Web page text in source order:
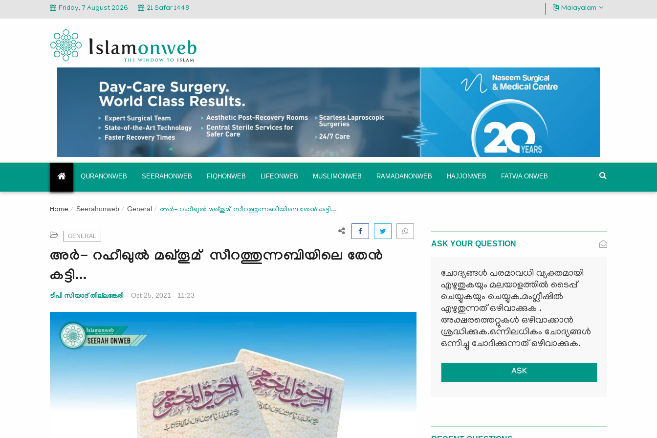
Friday, 7 August 2026 21 Safar 1448 Malayalam
QURANONWEB SEERAHONWEB FIQHONWEB LIFEONWEB MUSLIMONWEB RAMADANONWEB HAJJONWEB FATWA ONWEB
Home Seerahonweb General അർ- റഹീഖുൽ മഖ്തൂമ് സീറത്തുന്നബിയിലെ തേൻ കട്ടി...
GENERAL
അർ- റഹീഖുൽ മഖ്തൂമ് സീറത്തുന്നബിയിലെ തേൻ
കട്ടി...
ടിപി സിയാദ് തില്ലങ്കേരി Oct 25, 2021 - 11:23
ASK YOUR QUESTION
ചോദ്യങ്ങള്‍ പരമാവധി വ്യക്തമായി
എഴുതുകയും മലയാളത്തില്‍ ടൈപ്പ്
ചെയ്യുകയും ചെയ്യുക.മംഗ്ലീഷില്‍
എഴുതുന്നത് ഒഴിവാക്കുക .
അക്ഷരത്തെറ്റുകള്‍ ഒഴിവാക്കാന്‍
ശ്രദ്ധിക്കുക.ഒന്നിലധികം ചോദ്യങ്ങള്‍
ഒന്നിച്ചു ചോദിക്കുന്നത് ഒഴിവാക്കുക.
ASK